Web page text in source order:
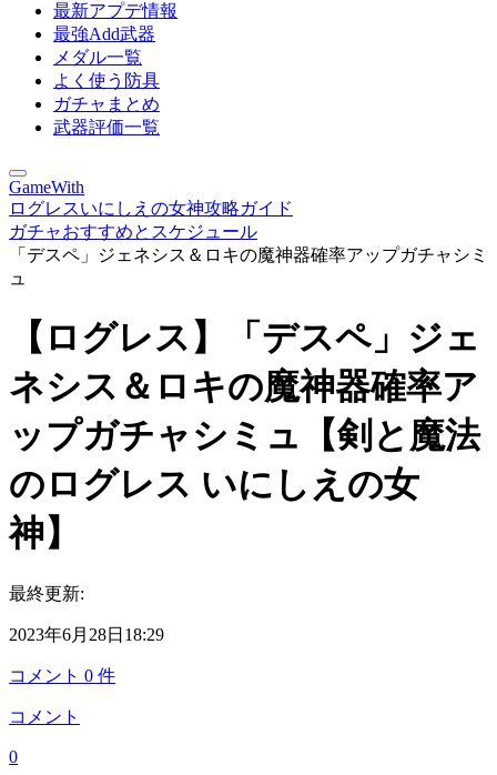
最新アプデ情報
最強Add武器
メダル一覧
よく使う防具
ガチャまとめ
武器評価一覧
GameWith
ログレスいにしえの女神攻略ガイド
ガチャおすすめとスケジュール
「デスペ」ジェネシス＆ロキの魔神器確率アップガチャシミ
ュ
【ログレス】「デスペ」ジェ
ネシス＆ロキの魔神器確率ア
ップガチャシミュ【剣と魔法
のログレス いにしえの女
神】
最終更新:
2023年6月28日18:29
コメント 0 件
コメント
0